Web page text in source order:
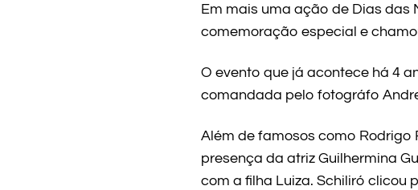
Em mais uma ação de Dias das
comemoração especial e
O evento que já acontece há 4
comandada pelo fotográfo
Além de famosos como Rodrigo
presença da atriz Guilhermina
com a filha Luiza. Schiliró clicou